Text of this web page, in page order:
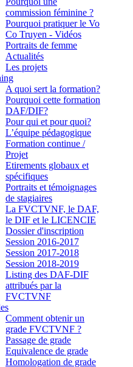
commission féminine ?
Pourquoi pratiquer le Vo
Co Truyen - Vidéos
Portraits de femme
Actualités
Les projets
A quoi sert la formation?
Pourquoi cette formation
DAF/DIF?
Pour qui et pour quoi?
L’équipe pédagogique
Formation continue /
Projet
Etirements globaux et
spécifiques
Portraits et témoignages
de stagiaires
La FVCTVNF, le DAF,
le DIF et le LICENCIE
Dossier d'inscription
Session 2016-2017
Session 2017-2018
Session 2018-2019
Listing des DAF-DIF
attribués par la
FVCTVNF
Comment obtenir un
grade FVCTVNF ?
Passage de grade
Equivalence de grade
Homologation de grade